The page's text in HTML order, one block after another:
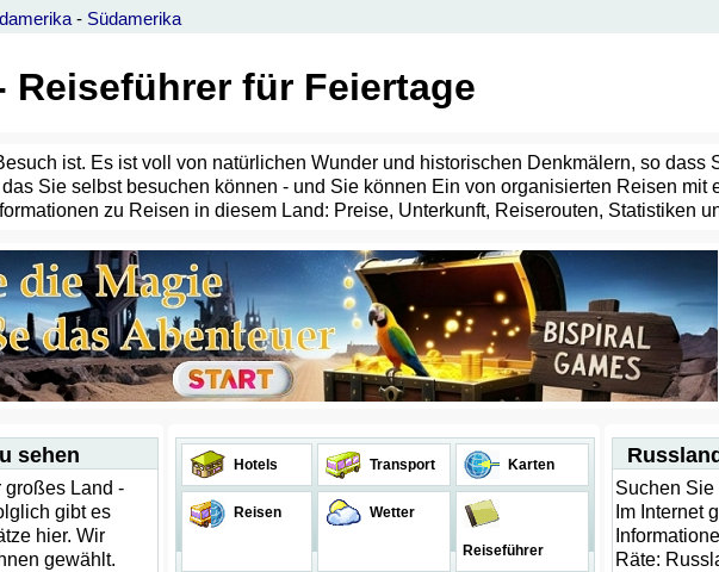
- Südamerika
Reiseführer für Feiertage
ist. Es ist voll von natürlichen Wunder und historischen Denkmälern, so dass
Sie selbst besuchen können - und Sie können Ein von organisierten Reisen mit
zu Reisen in diesem Land: Preise, Unterkunft, Reiserouten, Statistiken
sehen
großes Land -
gibt es
hier. Wir
gewählt.
Hotels Transport Karten
Reisen Wetter
Reiseführer
Suchen Sie
Im Internet
Räte: